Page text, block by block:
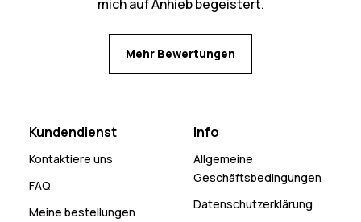
mich auf Anhieb begeistert.
Mehr Bewertungen
Kundendienst
Kontaktiere uns
FAQ
Meine bestellungen
Info
Allgemeine
Geschäftsbedingungen
Datenschutzerklärung